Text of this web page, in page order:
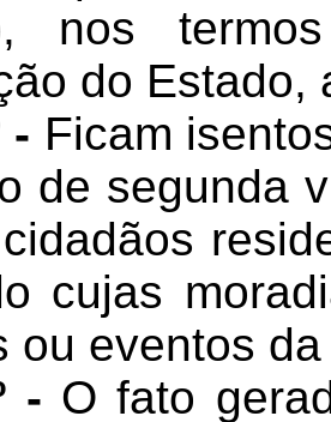
nos
do Estado,
- Ficam
de segunda
cujas
ou eventos
- O fato